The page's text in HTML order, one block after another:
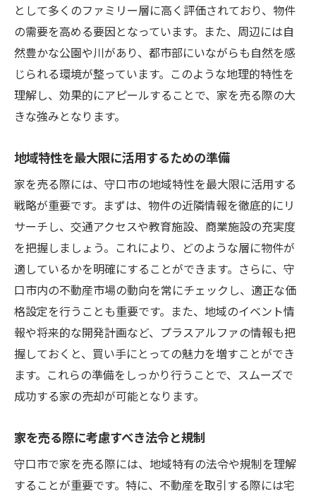
地域交通と住宅市場の関係性を考える
利便性を最大限に伝える案内作成
地域市場を味方に守口市での家売る最適なタイ
ミング
守口市の不動産市場の季節的動向
地域市場価格の変動を予測する方法
市場トレンドを把握して最適化する
売却タイミングを見極めるデータ分析
地域イベントや季節要因を考慮した戦略
守口市で家を売るための市場動向とその活用方
法
最近の守口市の住宅市場トレンド
市場データを活用した売却プランの立案
価格変動を先取りするための情報収集
競合物件の動向を知る重要性
市場分析を基にした価値提案の方法
家売る際に知っておきたい守口市の地域特性と
魅力
守口市の生活環境とその魅力
として多くのファミリー層に高く評価されており、物件
の需要を高める要因となっています。また、周辺には自
然豊かな公園や川があり、都市部にいながらも自然を感
じられる環境が整っています。このような地理的特性を
理解し、効果的にアピールすることで、家を売る際の大
きな強みとなります。
地域特性を最大限に活用するための準備
家を売る際には、守口市の地域特性を最大限に活用する
戦略が重要です。まずは、物件の近隣情報を徹底的にリ
サーチし、交通アクセスや教育施設、商業施設の充実度
を把握しましょう。これにより、どのような層に物件が
適しているかを明確にすることができます。さらに、守
口市内の不動産市場の動向を常にチェックし、適正な価
格設定を行うことも重要です。また、地域のイベント情
報や将来的な開発計画など、プラスアルファの情報も把
握しておくと、買い手にとっての魅力を増すことができ
ます。これらの準備をしっかり行うことで、スムーズで
成功する家の売却が可能となります。
家を売る際に考慮すべき法令と規制
守口市で家を売る際には、地域特有の法令や規制を理解
することが重要です。特に、不動産を取引する際には宅